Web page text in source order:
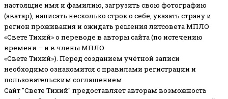
настоящие имя и фамилию, загрузить свою фотографию
(аватар), написать несколько строк о себе, указать страну и
регион проживания и ожидать решения литсовета МПЛО
«Свете Тихий» о переводе в авторы сайта (по истечению
времени – и в члены МПЛО
«Свете Тихий»). Перед созданием учётной записи
необходимо ознакомится с правилами регистрации и
пользовательским соглашением.
Сайт "Свете Тихий" предоставляет авторам возможность